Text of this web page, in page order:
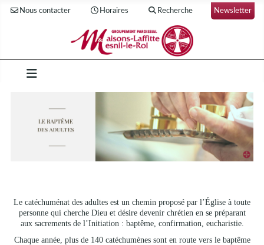
Nous contacter Horaires Recherche Newsletter
Le catéchuménat des adultes est un chemin proposé par l’Église à toute
personne qui cherche Dieu et désire devenir chrétien en se préparant
aux sacrements de l’Initiation : baptême, confirmation, eucharistie.
Chaque année, plus de 140 catéchumènes sont en route vers le baptême